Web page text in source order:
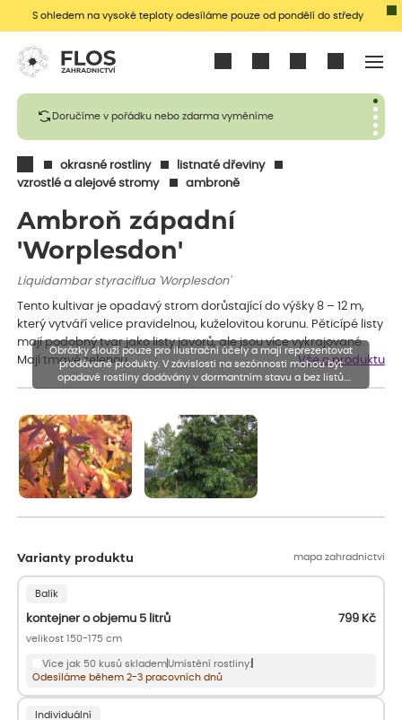
S ohledem na vysoké teploty odesíláme pouze od pondělí do středy
Doručíme v pořádku nebo zdarma vyměníme
okrasné rostliny
listnaté dřeviny
vzrostlé a alejové stromy
ambroně
Ambroň západní
'Worplesdon'
Liquidambar styraciflua 'Worplesdon'
Tento kultivar je opadavý strom dorůstající do výšky 8 – 12 m,
který vytváří velice pravidelnou, kuželovitou korunu. Pěticípé listy
mají podobný tvar jako listy javorů, ale jsou více vykrajované.
Mají tmavě zelenou…
Vše o produktu
Varianty produktu mapa zahradnictví
Balík
kontejner o objemu 5 litrů 799 Kč
velikost 150-175 cm
Více jak 50 kusů sklademUmístění rostliny:
Odesíláme během 2-3 pracovních dnů
Individuální
Obrázky slouží pouze pro ilustrační účely a mají reprezentovat
prodávané produkty. V závislosti na sezónnosti mohou být
opadavé rostliny dodávány v dormantním stavu a bez listů.
Rostliny mohou být také sestřiženy níže, než je uvedená výška,